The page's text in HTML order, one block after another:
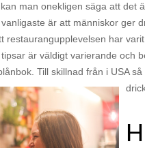
man onekligen säga att det
är att människor ger
restaurangupplevelsen har
är väldigt varierande och
Till skillnad från i USA